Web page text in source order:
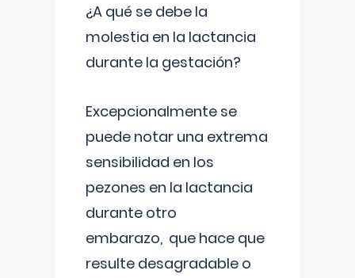
¿A qué se debe la
molestia en la lactancia
durante la gestación?
Excepcionalmente se
puede notar una extrema
sensibilidad en los
pezones en la lactancia
durante otro
embarazo, que hace que
resulte desagradable o